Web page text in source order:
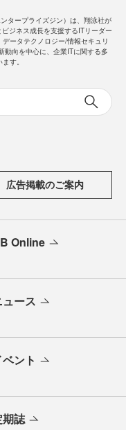
タープライズジン）は、翔泳社が
ジネス成長を支援するITリーダー
ータテクノロジー/情報セキュリ
動向を中心に、企業ITに関する多
す。
広告掲載のご案内
Online
ュース
ベント
期誌